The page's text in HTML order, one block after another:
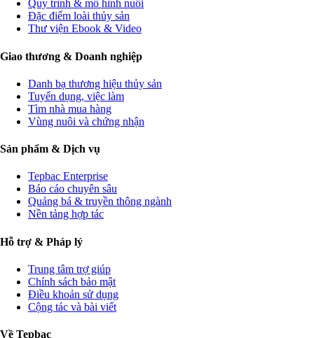
Quy trình & mô hình nuôi
Đặc điểm loài thủy sản
Thư viện Ebook & Video
Giao thương & Doanh nghiệp
Danh bạ thương hiệu thủy sản
Tuyển dụng, việc làm
Tìm nhà mua hàng
Vùng nuôi và chứng nhận
Sản phẩm & Dịch vụ
Tepbac Enterprise
Báo cáo chuyên sâu
Quảng bá & truyền thông ngành
Nền tảng hợp tác
Hỗ trợ & Pháp lý
Trung tâm trợ giúp
Chính sách bảo mật
Điều khoản sử dụng
Cộng tác và bài viết
Về Tepbac